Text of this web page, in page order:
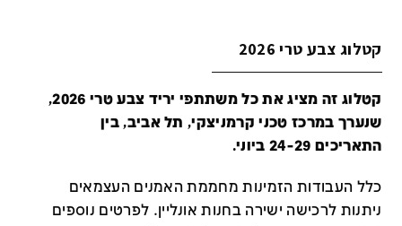
קטלוג צבע טרי 2026
קטלוג זה מציג את כל משתתפי יריד צבע טרי 2026,
שנערך במרכז טכני קרמניצקי, תל אביב, בין
התאריכים 24-29 ביוני.
כלל העבודות הזמינות מחממת האמנים העצמאים
ניתנות לרכישה ישירה בחנות אונליין. לפרטים נוספים